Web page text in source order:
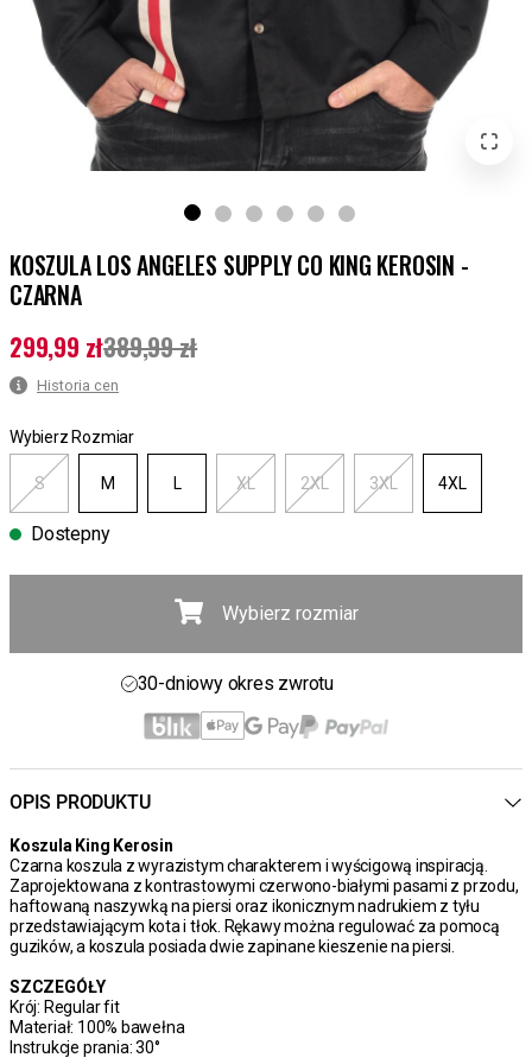
KOSZULA LOS ANGELES SUPPLY CO KING KEROSIN -
CZARNA
Aktualna cena:299,99 zł
299,99 zł389,99 zł
Historia cen
Wybierz Rozmiar
S M L XL 2XL 3XL 4XL
Dostepny
Wybierz rozmiar
Darmowa wysyłka powyżej 450 zł
30-dniowy okres zwrotu
Dostawa 4-7 dni
Darmowa wysyłka powyżej 450 zł
OPIS PRODUKTU
Koszula King Kerosin
Czarna koszula z wyrazistym charakterem i wyścigową inspiracją.
Zaprojektowana z kontrastowymi czerwono-białymi pasami z przodu,
haftowaną naszywką na piersi oraz ikonicznym nadrukiem z tyłu
przedstawiającym kota i tłok. Rękawy można regulować za pomocą
guzików, a koszula posiada dwie zapinane kieszenie na piersi.
SZCZEGÓŁY
Krój: Regular fit
Materiał: 100% bawełna
Instrukcje prania: 30°